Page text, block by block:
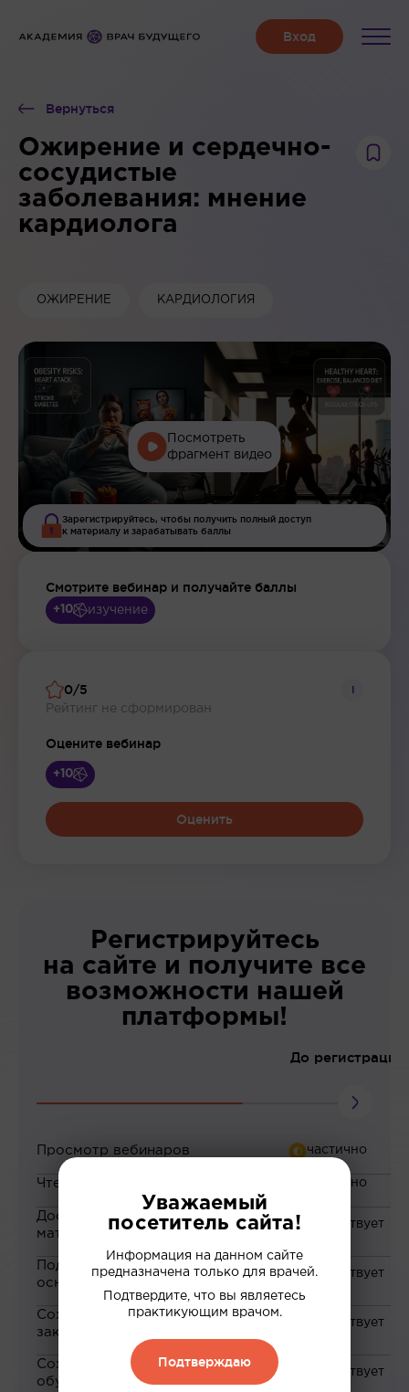
Вернуться
Ожирение и сердечно-
сосудистые
заболевания: мнение
кардиолога
ОЖИРЕНИЕ КАРДИОЛОГИЯ
Посмотреть
фрагмент видео
Зарегистрируйтесь, чтобы получить полный доступ
к материалу и зарабатывать баллы
Смотрите вебинар и получайте баллы
+10 изучение
0/5
Рейтинг не сформирован
i
Оцените вебинар
+10
Оценить
Регистрируйтесь
на сайте и получите все
возможности нашей
платформы!
До регистрации
Просмотр вебинаров
Чтение статей
Доступ к закрытым
материалам
Подборка материалов на
основе ваших интересов
Сохранение материалов в
закладки
Сохранение прогресса по
обучению
Уважаемый
посетитель сайта!
Информация на данном сайте
предназначена только для врачей.
Подтвердите, что вы являетесь
практикующим врачом.
Подтверждаю